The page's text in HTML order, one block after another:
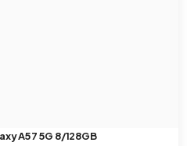
A57 5G 8/128GB